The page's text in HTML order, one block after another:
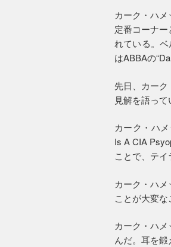
カーク・ハ
定番コーナ
れている。
はABBAの
先日、カー
見解を語って
カーク・ハ
Is A CIA
ことで、テ
カーク・ハ
ことが大変な
カーク・ハ
んだ。耳を